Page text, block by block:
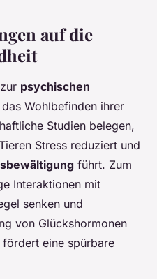
auf die
psychischen
Wohlbefinden ihrer
Studien belegen,
Stress reduziert und
führt. Zum
Interaktionen mit
senken und
von Glückshormonen
eine spürbare